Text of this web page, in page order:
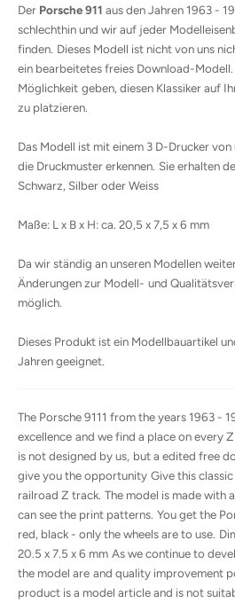
Der Porsche 911 aus den Jahren 1963 -
schlechthin und wir auf jeder
finden. Dieses Modell ist nicht von uns
ein bearbeitetes freies Download-
Möglichkeit geben, diesen Klassiker auf
zu platzieren.
Das Modell ist mit einem 3 D-Drucker
die Druckmuster erkennen. Sie erhalten
Schwarz, Silber oder Weiss
Maße: L x B x H: ca. 20,5 x 7,5 x 6 mm
Da wir ständig an unseren Modellen
Änderungen zur Modell- und
möglich.
Dieses Produkt ist ein Modellbauartikel
Jahren geeignet.
The Porsche 9111 from the years 1963 -
excellence and we find a place on every
is not designed by us, but a edited free
give you the opportunity Give this
railroad Z track. The model is made with
can see the print patterns. You get the
red, black - only the wheels are to use.
20.5 x 7.5 x 6 mm As we continue to
the model are and quality improvement
product is a model article and is not